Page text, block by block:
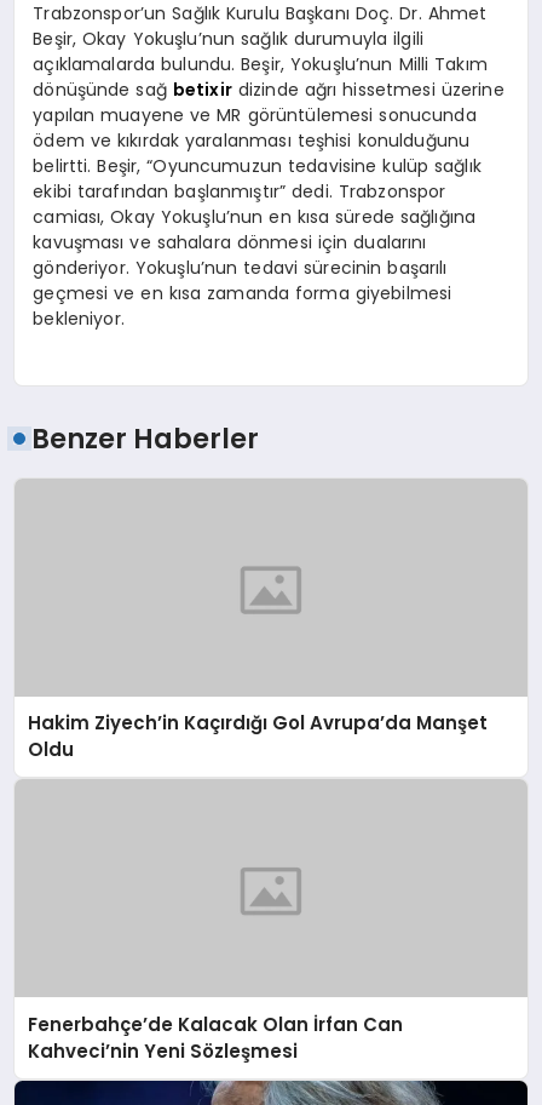
Trabzonspor’un Sağlık Kurulu Başkanı Doç. Dr. Ahmet
Beşir, Okay Yokuşlu’nun sağlık durumuyla ilgili
açıklamalarda bulundu. Beşir, Yokuşlu’nun Milli Takım
dönüşünde sağ betixirdizinde ağrı hissetmesi üzerine
yapılan muayene ve MR görüntülemesi sonucunda
ödem ve kıkırdak yaralanması teşhisi konulduğunu
belirtti. Beşir, “Oyuncumuzun tedavisine kulüp sağlık
ekibi tarafından başlanmıştır” dedi. Trabzonspor
camiası, Okay Yokuşlu’nun en kısa sürede sağlığına
kavuşması ve sahalara dönmesi için dualarını
gönderiyor. Yokuşlu’nun tedavi sürecinin başarılı
geçmesi ve en kısa zamanda forma giyebilmesi
bekleniyor.
Benzer Haberler
Hakim Ziyech’in Kaçırdığı Gol Avrupa’da Manşet
Oldu
Fenerbahçe’de Kalacak Olan İrfan Can
Kahveci’nin Yeni Sözleşmesi